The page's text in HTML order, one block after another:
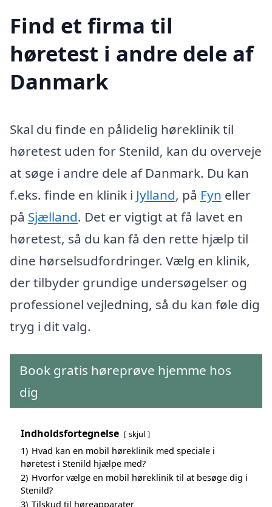
Find et firma til
høretest i andre dele af
Danmark
Skal du finde en pålidelig høreklinik til
høretest uden for Stenild, kan du overveje
at søge i andre dele af Danmark. Du kan
f.eks. finde en klinik i Jylland, på Fyn eller
på Sjælland. Det er vigtigt at få lavet en
høretest, så du kan få den rette hjælp til
dine hørselsudfordringer. Vælg en klinik,
der tilbyder grundige undersøgelser og
professionel vejledning, så du kan føle dig
tryg i dit valg.
Book gratis høreprøve hjemme hos
dig
Indholdsfortegnelse skjul
1) Hvad kan en mobil høreklinik med speciale i
høretest i Stenild hjælpe med?
2) Hvorfor vælge en mobil høreklinik til at besøge dig i
Stenild?
3) Tilskud til høreapparater